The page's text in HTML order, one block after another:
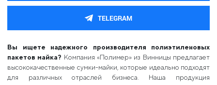
TELEGRAM
Вы ищете надежного производителя полиэтиленовых
пакетов майка? Компания «Полимер» из Винницы предлагает
высококачественные сумки-майки, которые идеально подходят
для различных отраслей бизнеса. Наша продукция